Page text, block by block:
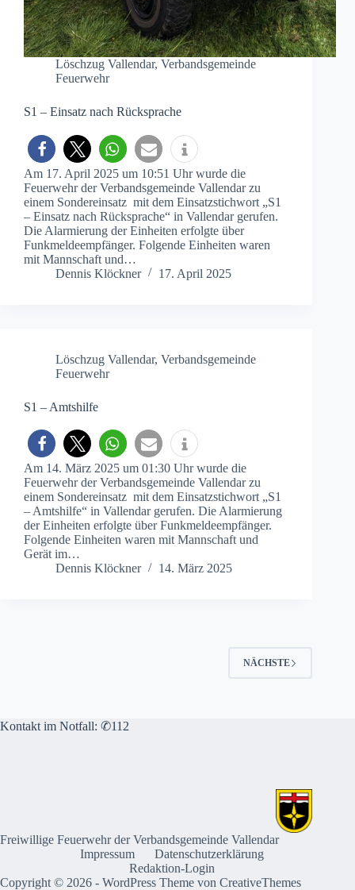
Löschzug Vallendar, Verbandsgemeinde
Feuerwehr
S1 – Einsatz nach Rücksprache
Am 17. April 2025 um 10:51 Uhr wurde die
Feuerwehr der Verbandsgemeinde Vallendar zu
einem Sondereinsatz mit dem Einsatzstichwort „S1
– Einsatz nach Rücksprache“ in Vallendar gerufen.
Die Alarmierung der Einheiten erfolgte über
Funkmeldeempfänger. Folgende Einheiten waren
mit Mannschaft und…
Dennis Klöckner
17. April 2025
Löschzug Vallendar, Verbandsgemeinde
Feuerwehr
S1 – Amtshilfe
Am 14. März 2025 um 01:30 Uhr wurde die
Feuerwehr der Verbandsgemeinde Vallendar zu
einem Sondereinsatz mit dem Einsatzstichwort „S1
– Amtshilfe“ in Vallendar gerufen. Die Alarmierung
der Einheiten erfolgte über Funkmeldeempfänger.
Folgende Einheiten waren mit Mannschaft und
Gerät im…
Dennis Klöckner
14. März 2025
NÄCHSTE
Kontakt im Notfall: ✆112
Freiwillige Feuerwehr der Verbandsgemeinde Vallendar
Impressum
Datenschutzerklärung
Redaktion-Login
Copyright © 2026 - WordPress Theme von CreativeThemes